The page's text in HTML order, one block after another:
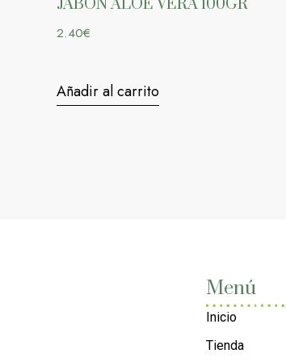
JABON ALOE VERA 100GR
2.40€
Añadir al carrito
Menú
Inicio
Tienda